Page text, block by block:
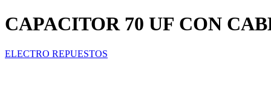
CAPACITOR 70 UF CON
ELECTRO REPUESTOS